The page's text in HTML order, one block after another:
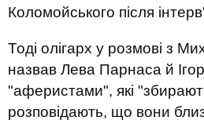
Коломойського після
Тоді олігарх у розмові з
назвав Лева Парнаса й
"аферистами", які
розповідають, що вони